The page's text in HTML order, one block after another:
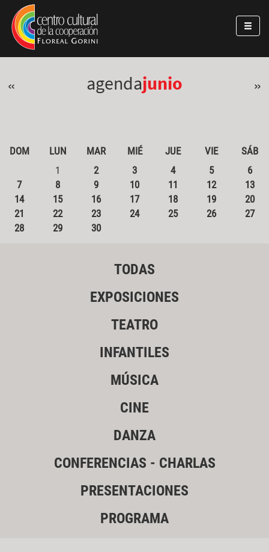
Pasar al contenido principal
Jump to main content
« agendajunio »
DOM LUN MAR MIÉ JUE VIE
SÁB
1
2 3 4 5
6
7
8 9 10 11 12
13
14
15 16 17 18 19
20
21
22 23 24 25 26
27
28
29 30
TODAS
EXPOSICIONES
TEATRO
INFANTILES
MÚSICA
CINE
DANZA
CONFERENCIAS - CHARLAS
PRESENTACIONES
PROGRAMA